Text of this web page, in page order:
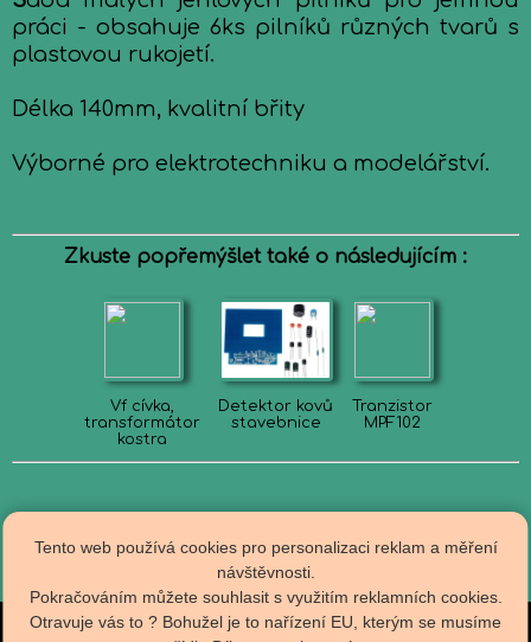
práci - obsahuje 6ks pilníků různých tvarů s
plastovou rukojetí.
Délka 140mm, kvalitní břity
Výborné pro elektrotechniku a modelářství.
Zkuste popřemýšlet také o následujícím :
Vf cívka,
transformátor
kostra
Detektor kovů
stavebnice
Tranzistor
MPF102
Tento web používá cookies pro personalizaci reklam a měření
návštěvnosti.
Pokračováním můžete souhlasit s využitím reklamních cookies.
Otravuje vás to ? Bohužel je to nařízení EU, kterým se musíme